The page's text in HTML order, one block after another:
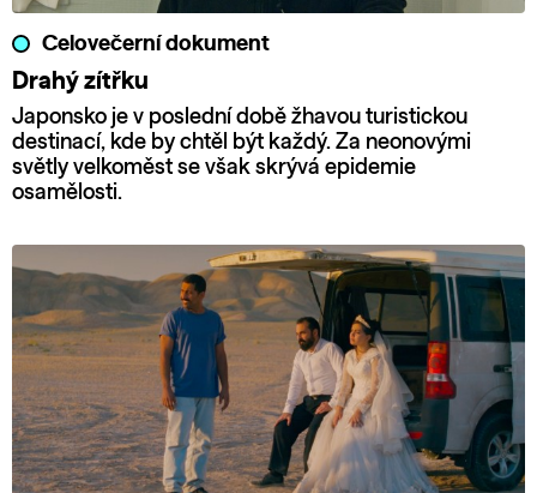
Celovečerní dokument
Drahý zítřku
Japonsko je v poslední době žhavou turistickou
destinací, kde by chtěl být každý. Za neonovými
světly velkoměst se však skrývá epidemie
osamělosti.